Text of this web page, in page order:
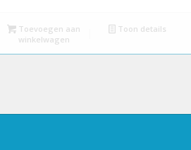
Toevoegen aan
winkelwagen
Toon details